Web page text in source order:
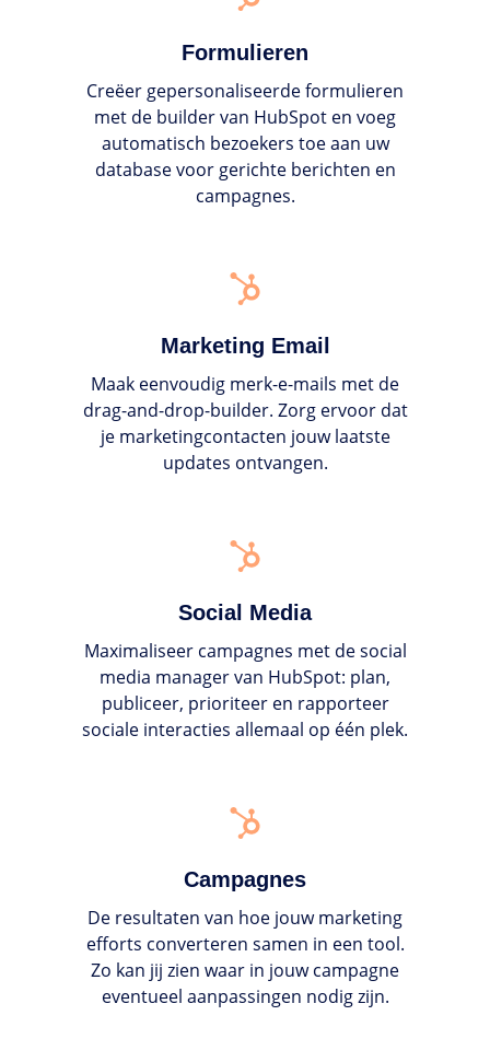
Formulieren
Creëer gepersonaliseerde formulieren
met de builder van HubSpot en voeg
automatisch bezoekers toe aan uw
database voor gerichte berichten en
campagnes.
Marketing Email
Maak eenvoudig merk-e-mails met de
drag-and-drop-builder. Zorg ervoor dat
je marketingcontacten jouw laatste
updates ontvangen.
Social Media
Maximaliseer campagnes met de social
media manager van HubSpot: plan,
publiceer, prioriteer en rapporteer
sociale interacties allemaal op één plek.
Campagnes
De resultaten van hoe jouw marketing
efforts converteren samen in een tool.
Zo kan jij zien waar in jouw campagne
eventueel aanpassingen nodig zijn.